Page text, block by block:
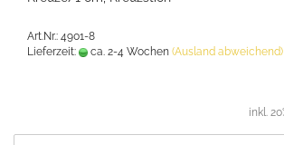
Art.Nr.: 4901-8
Lieferzeit:
ca. 2-4 Wochen (Ausland abweichend)
inkl.